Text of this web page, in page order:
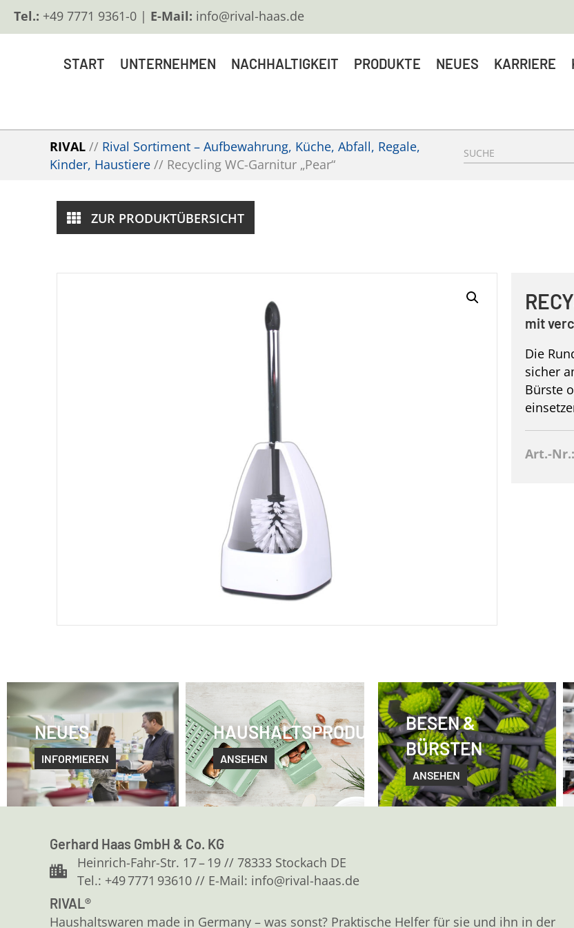
Tel.: +49 7771 9361-0 | E-Mail: info@rival-haas.de
START UNTERNEHMEN NACHHALTIGKEIT PRODUKTE NEUES KARRIERE
RIVAL // Rival Sortiment – Aufbewahrung, Küche, Abfall, Regale,
Kinder, Haustiere // Recycling WC-Garnitur „Pear“
ZUR PRODUKTÜBERSICHT
mit
Die
sicher
Bürste
Art.-Nr.:
NEUES
INFORMIEREN
HAUSHALTSPRODUKTE
ANSEHEN
BESEN &
BÜRSTEN
ANSEHEN
Gerhard Haas GmbH & Co. KG
Heinrich-Fahr-Str. 17 – 19 // 78333 Stockach DE
Tel.: +49 7771 93610 // E-Mail: info@rival-haas.de
RIVAL®
Haushaltswaren made in Germany – was sonst? Praktische Helfer für sie und ihn in der